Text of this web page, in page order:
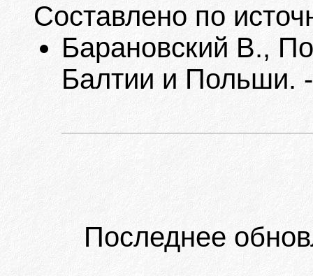
Составлено по
Барановский В.,
Балтии и Польши.
Последнее